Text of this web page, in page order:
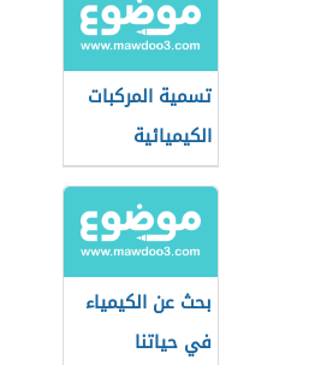
تسمية المركبات
الكيميائية
بحث عن الكيمياء
في حياتنا